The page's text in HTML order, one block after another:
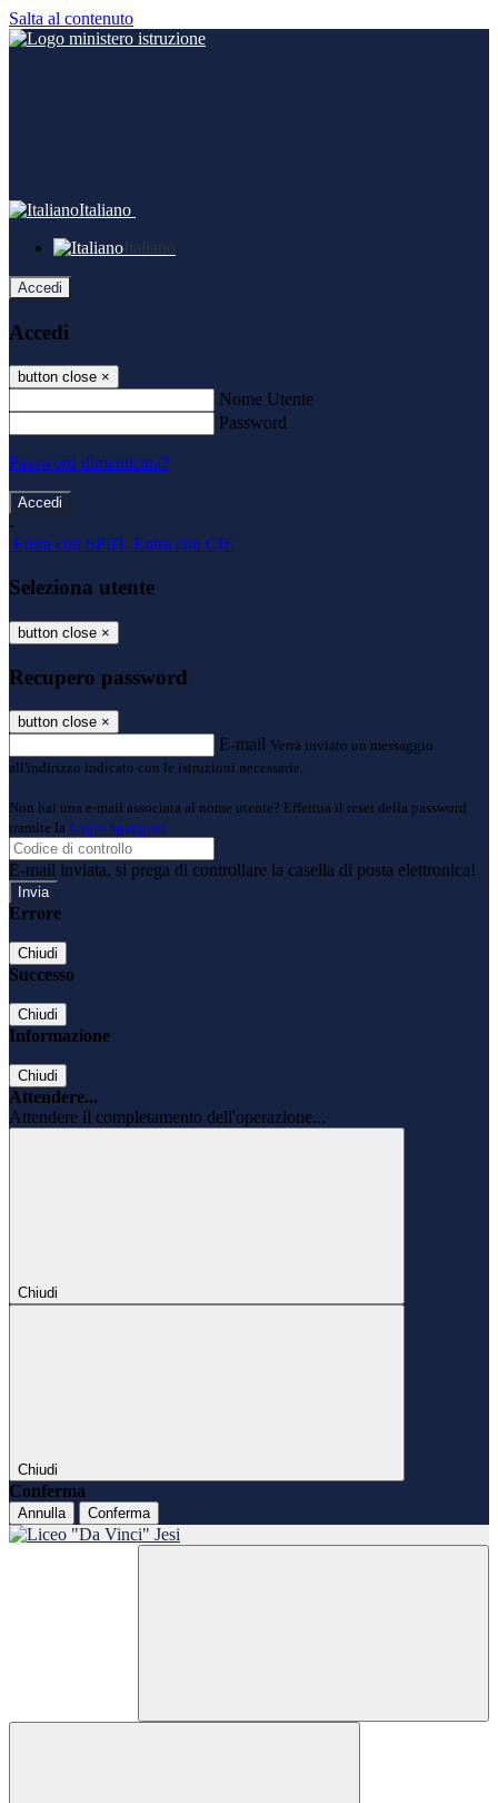
Salta al contenuto
Italiano
Italiano
Accedi
Accedi
button close ×
Nome Utente
Password
Password dimenticata?
-
Entra con SPID Entra con CIE
Seleziona utente
button close ×
Recupero password
button close ×
E-mail Verrà inviato un messaggio
all'indirizzo indicato con le istruzioni necessarie.
Non hai una e-mail associata al nome utente? Effettua il reset della password
tramite la Login Spaggiari
E-mail inviata, si prega di controllare la casella di posta elettronica!
Errore
Chiudi
Successo
Chiudi
Informazione
Chiudi
Attendere...
Attendere il completamento dell'operazione...
Chiudi
Chiudi
Conferma
Annulla Conferma